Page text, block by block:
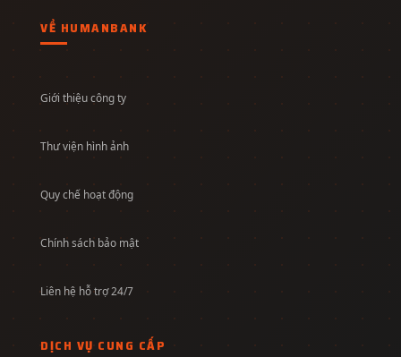
VỀ HUMANBANK
Giới thiệu công ty
Thư viện hình ảnh
Quy chế hoạt động
Chính sách bảo mật
Liên hệ hỗ trợ 24/7
DỊCH VỤ CUNG CẤP